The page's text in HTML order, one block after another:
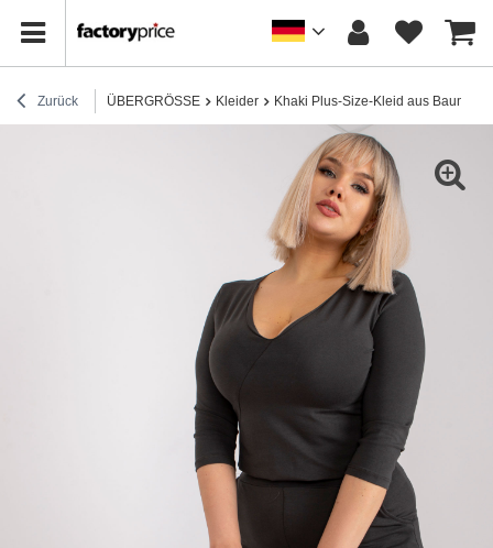
Zurück ÜBERGRÖSSE Kleider Khaki Plus-Size-Kleid aus